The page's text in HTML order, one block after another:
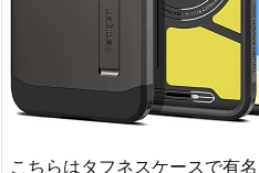
こちらはタフネスケースで有